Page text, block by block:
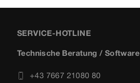
SERVICE-HOTLINE
Technische Beratung / Software
+43 7667 21080 80